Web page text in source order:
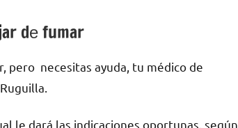
dе fumar
pero necesitas ayuda, tu médico dе
le dará las indicaciones oportunas, según